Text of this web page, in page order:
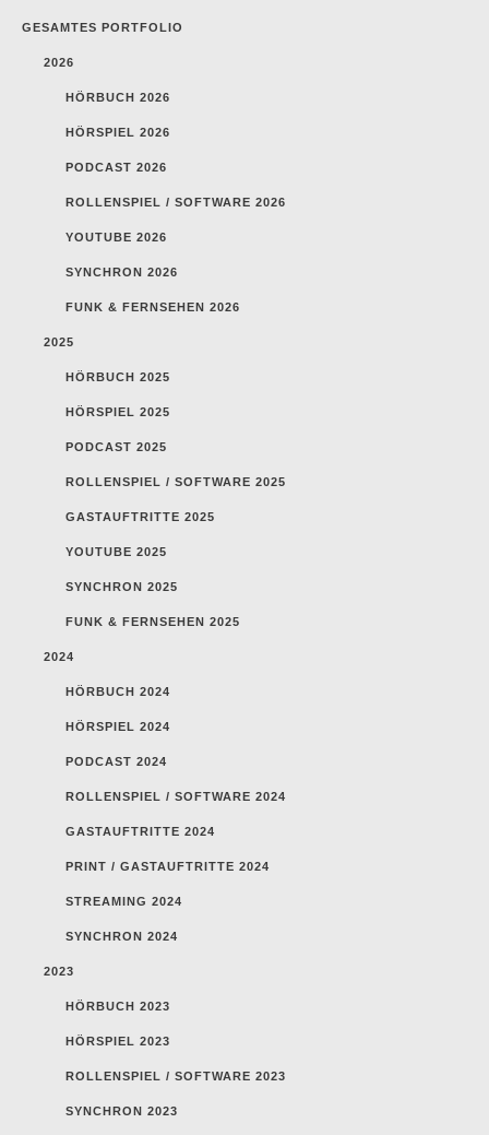
GESAMTES PORTFOLIO
2026
HÖRBUCH 2026
HÖRSPIEL 2026
PODCAST 2026
ROLLENSPIEL / SOFTWARE 2026
YOUTUBE 2026
SYNCHRON 2026
FUNK & FERNSEHEN 2026
2025
HÖRBUCH 2025
HÖRSPIEL 2025
PODCAST 2025
ROLLENSPIEL / SOFTWARE 2025
GASTAUFTRITTE 2025
YOUTUBE 2025
SYNCHRON 2025
FUNK & FERNSEHEN 2025
2024
HÖRBUCH 2024
HÖRSPIEL 2024
PODCAST 2024
ROLLENSPIEL / SOFTWARE 2024
GASTAUFTRITTE 2024
PRINT / GASTAUFTRITTE 2024
STREAMING 2024
SYNCHRON 2024
2023
HÖRBUCH 2023
HÖRSPIEL 2023
ROLLENSPIEL / SOFTWARE 2023
SYNCHRON 2023